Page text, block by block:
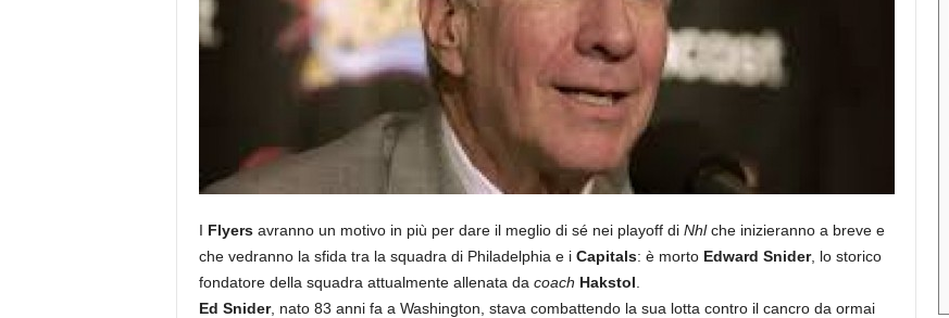
I Flyersavranno un motivo in più per dare il meglio di sé nei playoff di Nhlche inizieranno a breve e
che vedranno la sfida tra la squadra di Philadelphia e i Capitals: è morto Edward Snider, lo storico
fondatore della squadra attualmente allenata da coach Hakstol
Ed Snider, nato 83 anni fa a Washington, stava combattendo la sua lotta contro il cancro da ormai